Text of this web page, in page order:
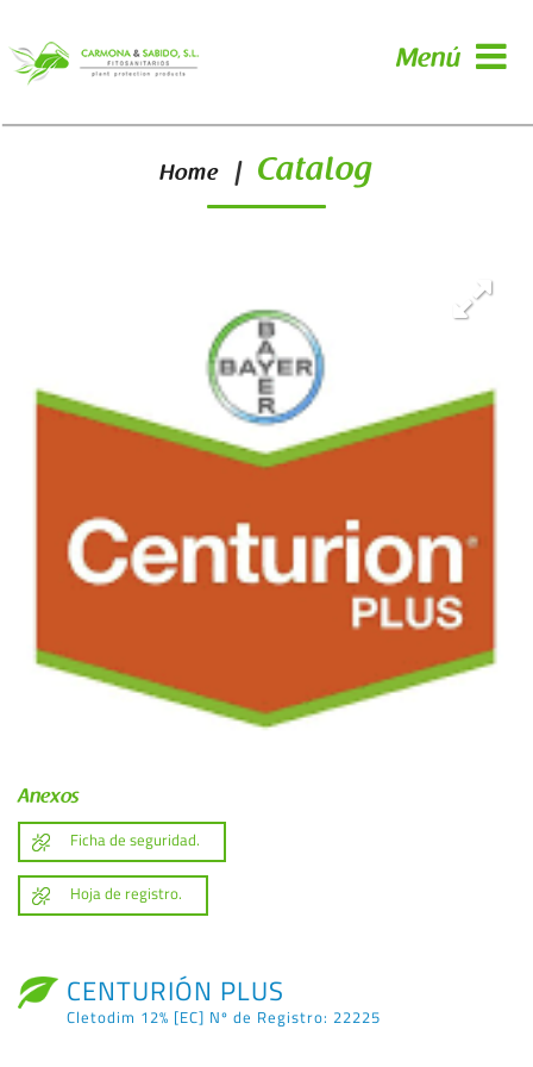
Menú
Home | Catalog
Anexos
Ficha de seguridad.
Hoja de registro.
CENTURIÓN PLUS
Cletodim 12% [EC] Nº de Registro: 22225